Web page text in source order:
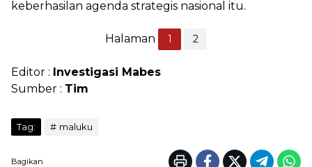
keberhasilan agenda strategis nasional itu.
Halaman 1 2
Editor : Investigasi Mabes
Sumber : Tim
Tag: maluku
Bagikan